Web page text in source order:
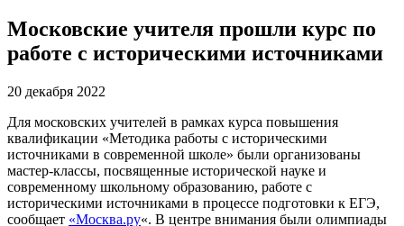
Московские учителя прошли курс по
работе с историческими источниками
20 декабря 2022
Для московских учителей в рамках курса повышения
квалификации «Методика работы с историческими
источниками в современной школе» были организованы
мастер-классы, посвященные исторической науке и
современному школьному образованию, работе с
историческими источниками в процессе подготовки к ЕГЭ,
сообщает «Москва.ру«. В центре внимания были олимпиады